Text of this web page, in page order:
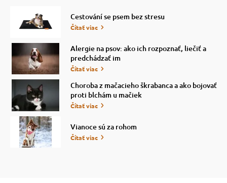
Cestování se psem bez stresu
Čítať viac
Alergie na psov: ako ich rozpoznať, liečiť a
predchádzať im
Čítať viac
Choroba z mačacieho škrabanca a ako bojovať
proti blchám u mačiek
Čítať viac
Vianoce sú za rohom
Čítať viac